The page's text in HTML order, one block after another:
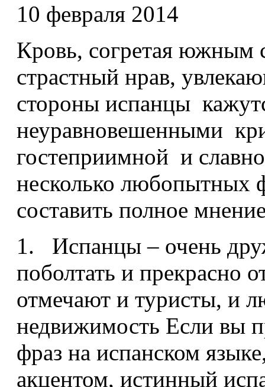
10 февраля 2014
Кровь, согретая южным
страстный нрав,
стороны испанцы
неуравновешенными
гостеприимной и
несколько любопытных
составить полное
1. Испанцы – очень
поболтать и прекрасно
отмечают и туристы, и
недвижимость Если вы
фраз на испанском
акцентом, истинный